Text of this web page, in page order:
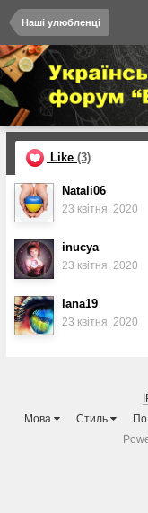
Наші улюбленці
Like (3)
Natali06
23 квітня, 2020
inucya
23 квітня, 2020
lana19
23 квітня, 2020
Мова
Стиль